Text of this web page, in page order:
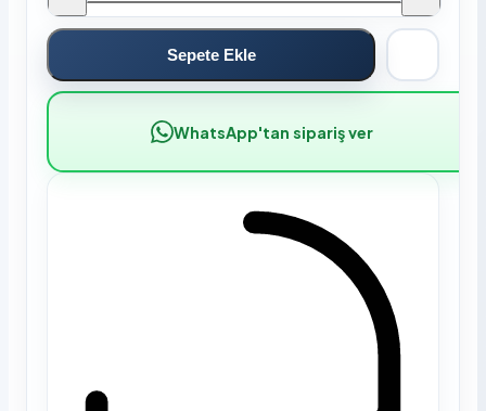
Sepete Ekle
WhatsApp'tan sipariş ver